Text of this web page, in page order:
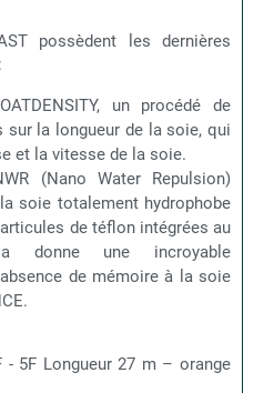
possèdent les dernières
un procédé de
sur la longueur de la soie, qui
et la vitesse de la soie.
(Nano Water Repulsion)
soie totalement hydrophobe
de téflon intégrées au
donne une incroyable
de mémoire à la soie
- 5F Longueur 27 m – orange